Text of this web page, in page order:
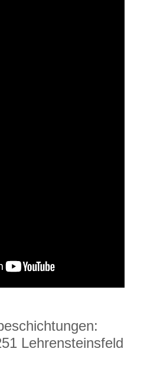
Lehrensteinsfeld